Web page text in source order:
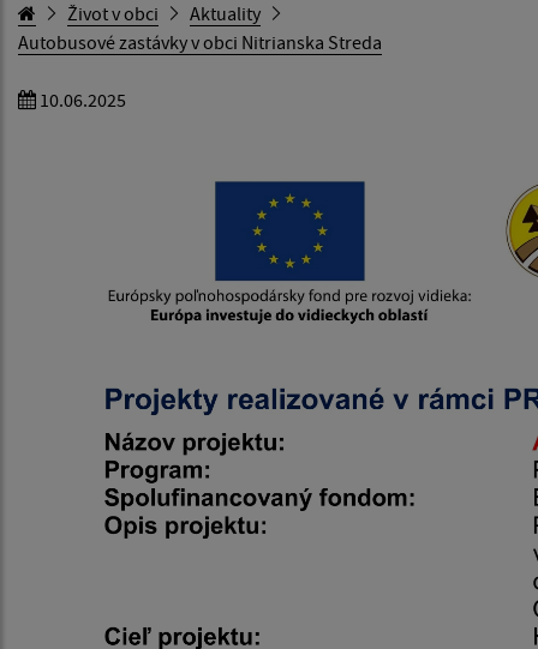
Život v obci
Aktuality
Autobusové zastávky v obci Nitrianska Streda
10.06.2025